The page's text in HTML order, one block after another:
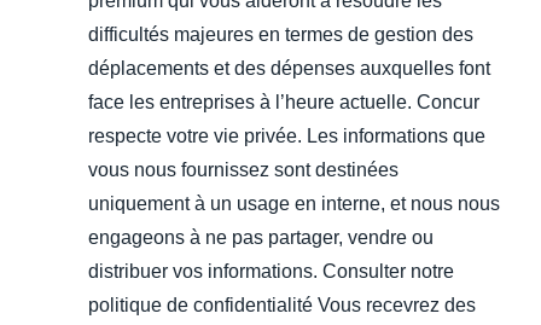
difficultés majeures en termes de gestion des
déplacements et des dépenses auxquelles font
face les entreprises à l’heure actuelle. Concur
respecte votre vie privée. Les informations que
vous nous fournissez sont destinées
uniquement à un usage en interne, et nous nous
engageons à ne pas partager, vendre ou
distribuer vos informations. Consulter notre
politique de confidentialité Vous recevrez des